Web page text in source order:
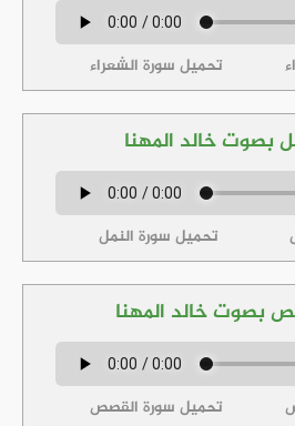
تحميل سورة الشعراء
بصوت خالد المهنا
تحميل سورة النمل
بصوت خالد المهنا
تحميل سورة القصص